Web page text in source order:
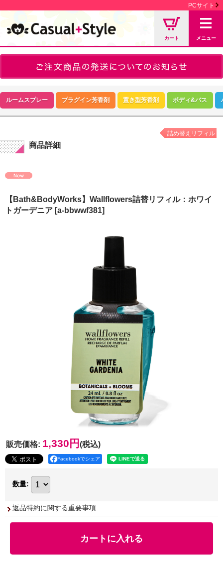
PCサイト
カート メニュー
ルームスプレー プラグイン芳香剤 置き型芳香剤 ボディ&バス
商品詳細
詰め替えリフィル
【Bath&BodyWorks】Wallflowers詰替リフィル：ホワイ
トガーデニア [a-bbwwf381]
販売価格: 1,330円 (税込)
Facebookでシェア
数量:
返品特約に関する重要事項